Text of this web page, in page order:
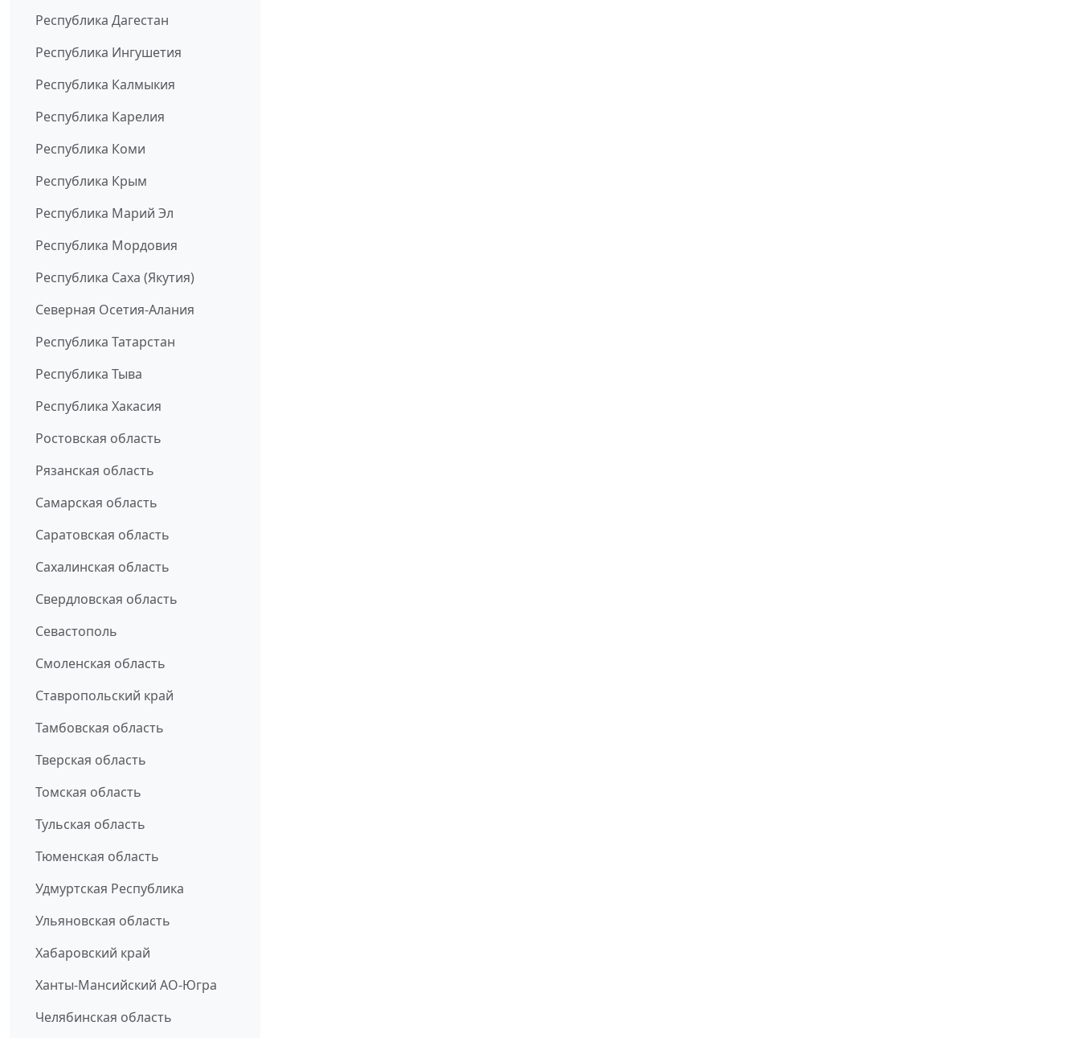
Республика Дагестан
Республика Ингушетия
Республика Калмыкия
Республика Карелия
Республика Коми
Республика Крым
Республика Марий Эл
Республика Мордовия
Республика Саха (Якутия)
Северная Осетия-Алания
Республика Татарстан
Республика Тыва
Республика Хакасия
Ростовская область
Рязанская область
Самарская область
Саратовская область
Сахалинская область
Свердловская область
Севастополь
Смоленская область
Ставропольский край
Тамбовская область
Тверская область
Томская область
Тульская область
Тюменская область
Удмуртская Республика
Ульяновская область
Хабаровский край
Ханты-Мансийский АО-Югра
Челябинская область